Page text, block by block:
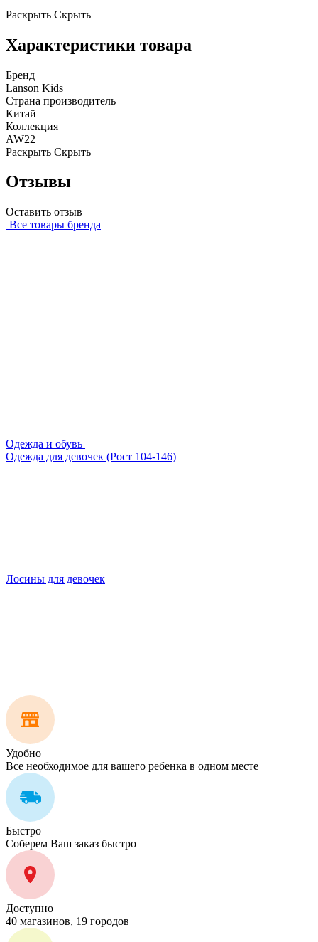
Раскрыть Скрыть
Характеристики товара
Бренд
Lanson Kids
Страна производитель
Китай
Коллекция
AW22
Раскрыть Скрыть
Отзывы
Оставить отзыв
Все товары бренда
Одежда и обувь
Одежда для девочек (Рост 104-146)
Лосины для девочек
Удобно
Все необходимое для вашего ребенка в одном месте
Быстро
Соберем Ваш заказ быстро
Доступно
40 магазинов, 19 городов